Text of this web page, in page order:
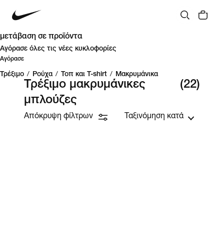
μετάβαση σε προϊόντα
Αγόρασε όλες τις νέες κυκλοφορίες
Αγόρασε
Τρέξιμο / Ρούχα / Τοπ και T-shirt / Μακρυμάνικα
Τρέξιμο μακρυμάνικες
μπλούζες
(22)
Απόκρυψη φίλτρων Ταξινόμηση κατά